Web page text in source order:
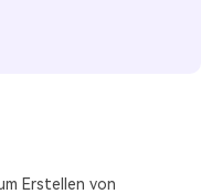
Erstellen von